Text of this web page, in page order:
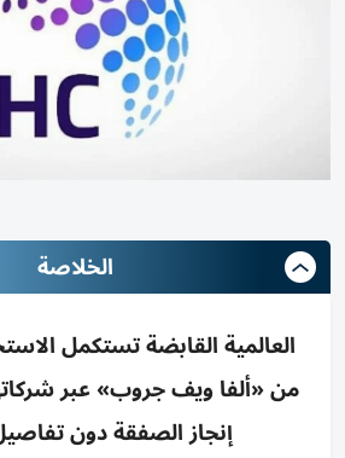
الخلاصة
من «ألفا ويف جروب» عبر
إنجاز الصفقة دون